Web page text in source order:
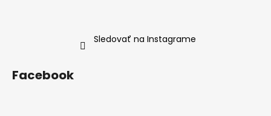
Sledovať na Instagrame
Facebook